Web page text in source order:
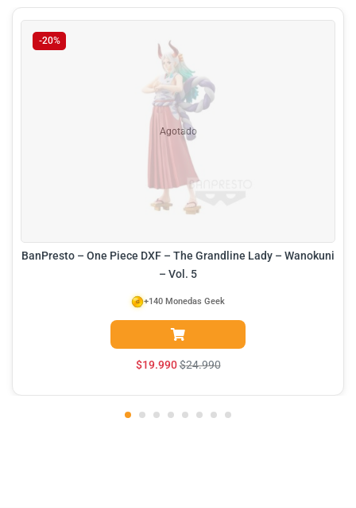
-20%
Agotado
BanPresto – One Piece DXF – The Grandline Lady – Wanokuni
– Vol. 5
$19.990$24.990
+140 Monedas Geek